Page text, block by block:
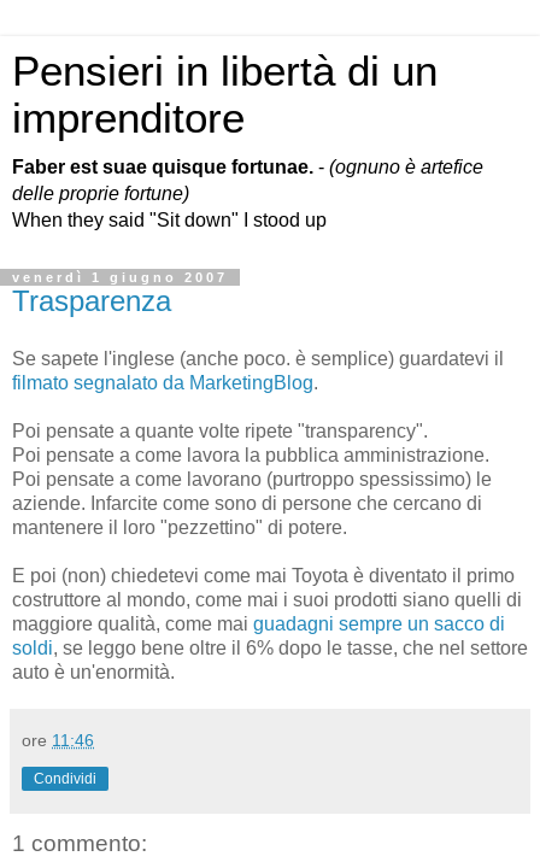
Pensieri in libertà di un
imprenditore
Faber est suae quisque fortunae. - (ognuno è artefice
delle proprie fortune)
When they said "Sit down" I stood up
venerdì 1 giugno 2007
Trasparenza
Se sapete l'inglese (anche poco. è semplice) guardatevi il
filmato segnalato da MarketingBlog.
Poi pensate a quante volte ripete "transparency".
Poi pensate a come lavora la pubblica amministrazione.
Poi pensate a come lavorano (purtroppo spessissimo) le
aziende. Infarcite come sono di persone che cercano di
mantenere il loro "pezzettino" di potere.
E poi (non) chiedetevi come mai Toyota è diventato il primo
costruttore al mondo, come mai i suoi prodotti siano quelli di
maggiore qualità, come mai guadagni sempre un sacco di
soldi, se leggo bene oltre il 6% dopo le tasse, che nel settore
auto è un'enormità.
ore 11:46
Condividi
1 commento: